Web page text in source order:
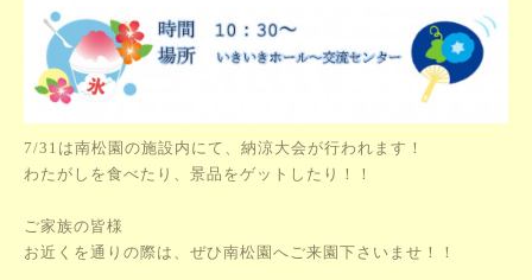
7/31は南松園の施設内にて、納涼大会が行われます！
わたがしを食べたり、景品をゲットしたり！！
ご家族の皆様
お近くを通りの際は、ぜひ南松園へご来園下さいませ！！